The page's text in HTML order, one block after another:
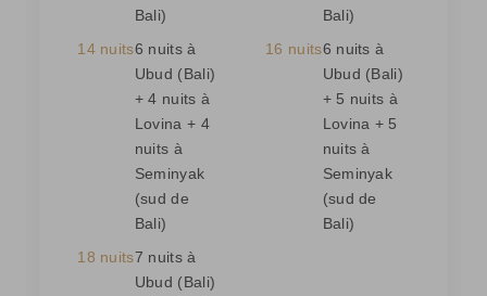
Bali)
Bali)
14 nuits6 nuits à
Ubud (Bali)
+ 4 nuits à
Lovina + 4
nuits à
Seminyak
(sud de
Bali)
16 nuits6 nuits à
Ubud (Bali)
+ 5 nuits à
Lovina + 5
nuits à
Seminyak
(sud de
Bali)
18 nuits7 nuits à
Ubud (Bali)